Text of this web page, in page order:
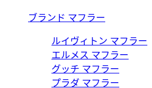
ブランド マフラー
ルイヴィトン マフラー
エルメス マフラー
グッチ マフラー
プラダ マフラー